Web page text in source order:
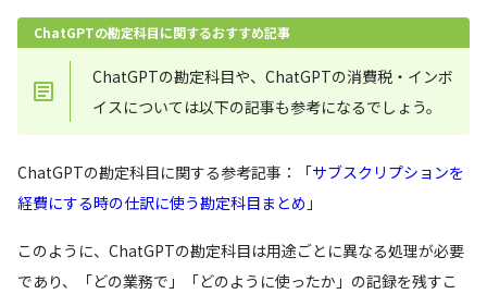
ChatGPTの勘定科目に関するおすすめ記事
ChatGPTの勘定科目や、ChatGPTの消費税・インボ
イスについては以下の記事も参考になるでしょう。
ChatGPTの勘定科目に関する参考記事：「サブスクリプションを
経費にする時の仕訳に使う勘定科目まとめ 」
このように、ChatGPTの勘定科目は用途ごとに異なる処理が必要
であり、「どの業務で」「どのように使ったか」の記録を残すこ